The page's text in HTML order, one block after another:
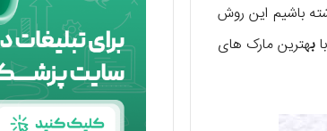
باشیم این روش
بهترین مارک های